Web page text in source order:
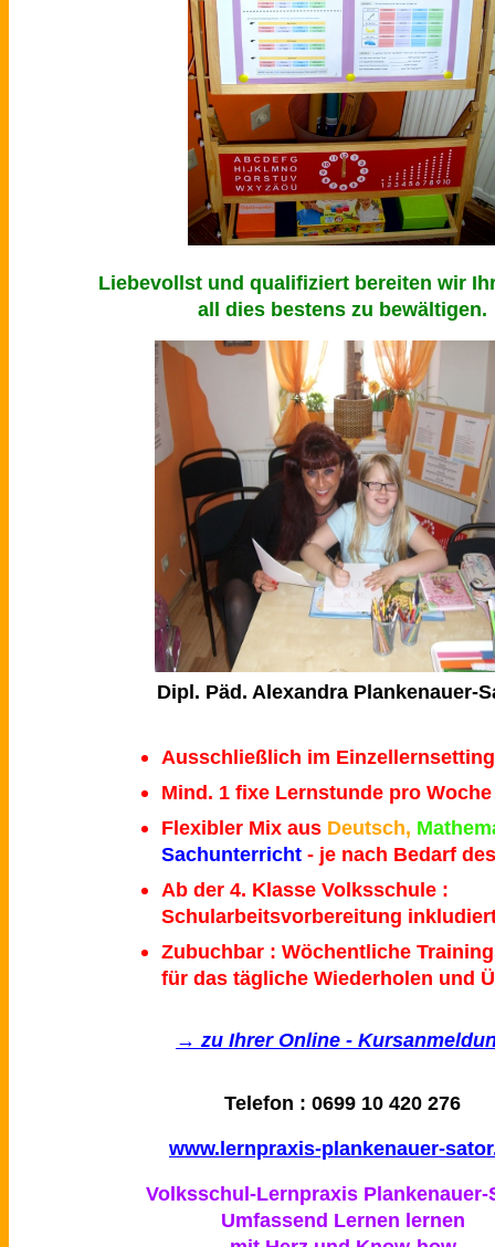
Liebevollst und qualifiziert bereiten wir
all dies bestens zu bewältigen.
Dipl. Päd. Alexandra Plankenauer-
Ausschließlich im Einzellernsetting
Mind. 1 fixe Lernstunde pro Woche
Flexibler Mix aus Deutsch,
Sachunterricht- je nach Bedarf
Ab der 4. Klasse Volksschule :
Schularbeitsvorbereitung
Zubuchbar : Wöchentliche
für das tägliche Wiederholen und
→ zu Ihrer Online -
Telefon : 0699 10 420 276
www.lernpraxis-plankenauer-
Volksschul-Lernpraxis Plankenauer-
Umfassend Lernen lernen